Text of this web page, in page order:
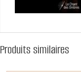
Produits similaires